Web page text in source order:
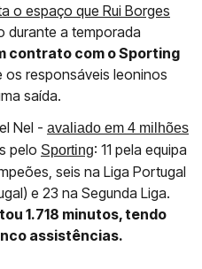
o espaço que Rui Borges
durante a temporada
contrato com o Sporting
os responsáveis leoninos
saída.
Nel - avaliado em 4 milhões
pelo Sporting: 11 pela equipa
seis na Liga Portugal
e 23 na Segunda Liga.
1.718 minutos, tendo
assistências.